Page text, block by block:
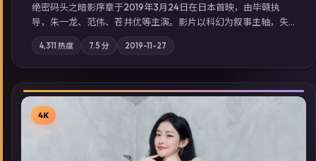
绝密码头之暗影序章于2019年3月24日在日本首映，由毕赣执
导，朱一龙、范伟、苍井优等主演。影片以科幻为叙事主轴，失
踪人口档案牵出跨国灰色产业链；摄影与配乐强化地域气质；站
内亦可通过「国产免费观看高清电视剧在线看」延展检索同类型
高分佳作，畅享高清在线追剧体验。
4,311 热度 7.5 分 2019-11-27
4K